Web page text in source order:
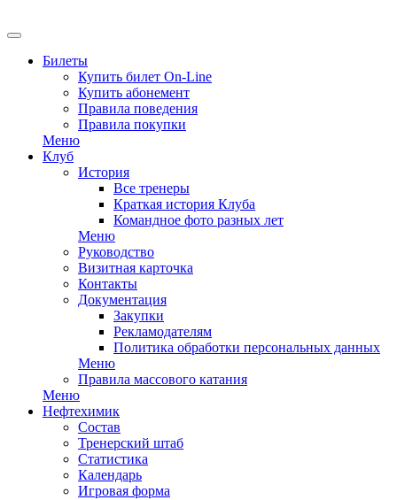
Билеты
Купить билет On-Line
Купить абонемент
Правила поведения
Правила покупки
Меню
Клуб
История
Все тренеры
Краткая история Клуба
Командное фото разных лет
Меню
Руководство
Визитная карточка
Контакты
Документация
Закупки
Рекламодателям
Политика обработки персональных данных
Меню
Правила массового катания
Меню
Нефтехимик
Состав
Тренерский штаб
Статистика
Календарь
Игровая форма